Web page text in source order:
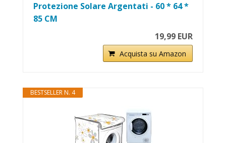
Protezione Solare Argentati - 60 * 64 *
85 CM
19,99 EUR
Acquista su Amazon
BESTSELLER N. 4